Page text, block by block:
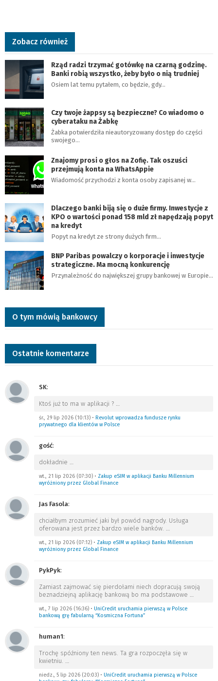
Zobacz również
Rząd radzi trzymać gotówkę na czarną godzinę.
Banki robią wszystko, żeby było o nią trudniej
Osiem lat temu pytałem, co będzie, gdy…
Czy twoje żappsy są bezpieczne? Co wiadomo o
cyberataku na Żabkę
Żabka potwierdziła nieautoryzowany dostęp do części
swojego…
Znajomy prosi o głos na Zofię. Tak oszuści
przejmują konta na WhatsAppie
Wiadomość przychodzi z konta osoby zapisanej w…
Dlaczego banki biją się o duże firmy. Inwestycje z
KPO o wartości ponad 158 mld zł napędzają popyt
na kredyt
Popyt na kredyt ze strony dużych firm…
BNP Paribas powalczy o korporacje i inwestycje
strategiczne. Ma mocną konkurencję
Przynależność do największej grupy bankowej w Europie…
O tym mówią bankowcy
Ostatnie komentarze
SK:
Ktoś już to ma w aplikacji ? …
śr., 29 lip 2026 (10:13) • Revolut wprowadza fundusze rynku
prywatnego dla klientów w Polsce
gość:
dokładnie …
wt., 21 lip 2026 (07:30) • Zakup eSIM w aplikacji Banku Millennium
wyróżniony przez Global Finance
Jas Fasola:
chciałbym zrozumieć jaki był powód nagrody. Usługa
oferowana jest przez bardzo wiele banków. …
wt., 21 lip 2026 (07:12) • Zakup eSIM w aplikacji Banku Millennium
wyróżniony przez Global Finance
PykPyk:
Zamiast zajmować się pierdołami niech dopracują swoją
beznadziejną aplikację bankową bo ma podstawowe …
wt., 7 lip 2026 (16:36) • UniCredit uruchamia pierwszą w Polsce
bankową grę fabularną “Kosmiczna Fortuna”
human1:
Trochę spóźniony ten news. Ta gra rozpoczęła się w
kwietniu. …
niedz., 5 lip 2026 (20:03) • UniCredit uruchamia pierwszą w Polsce